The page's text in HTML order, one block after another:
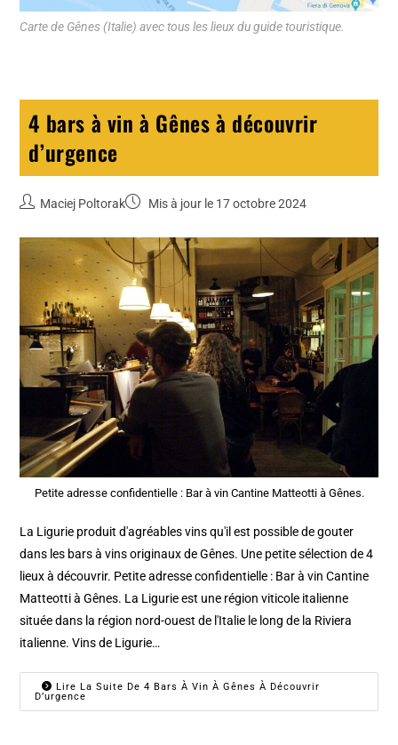
Carte de Gênes (Italie) avec tous les lieux du guide touristique.
4 bars à vin à Gênes à découvrir
d’urgence
Maciej Poltorak Mis à jour le 17 octobre 2024
Petite adresse confidentielle : Bar à vin Cantine Matteotti à Gênes.
La Ligurie produit d'agréables vins qu'il est possible de gouter
dans les bars à vins originaux de Gênes. Une petite sélection de 4
lieux à découvrir. Petite adresse confidentielle : Bar à vin Cantine
Matteotti à Gênes. La Ligurie est une région viticole italienne
située dans la région nord-ouest de l'Italie le long de la Riviera
italienne. Vins de Ligurie…
Lire La Suite De 4 Bars À Vin À Gênes À Découvrir
D’urgence